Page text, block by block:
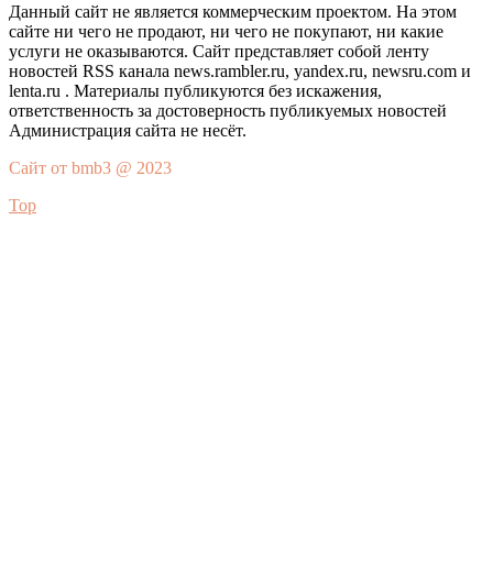
Данный сайт не является коммерческим проектом. На этом
сайте ни чего не продают, ни чего не покупают, ни какие
услуги не оказываются. Сайт представляет собой ленту
новостей RSS канала news.rambler.ru, yandex.ru, newsru.com и
lenta.ru . Материалы публикуются без искажения,
ответственность за достоверность публикуемых новостей
Администрация сайта не несёт.
Сайт от bmb3 @ 2023
Top